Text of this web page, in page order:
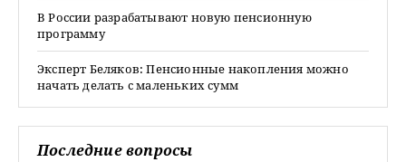
В России разрабатывают новую пенсионную
программу
Эксперт Беляков: Пенсионные накопления можно
начать делать с маленьких сумм
Последние вопросы